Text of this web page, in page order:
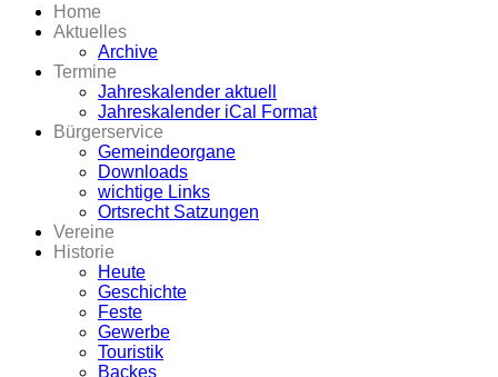
Home
Aktuelles
Archive
Termine
Jahreskalender aktuell
Jahreskalender iCal Format
Bürgerservice
Gemeindeorgane
Downloads
wichtige Links
Ortsrecht Satzungen
Vereine
Historie
Heute
Geschichte
Feste
Gewerbe
Touristik
Backes